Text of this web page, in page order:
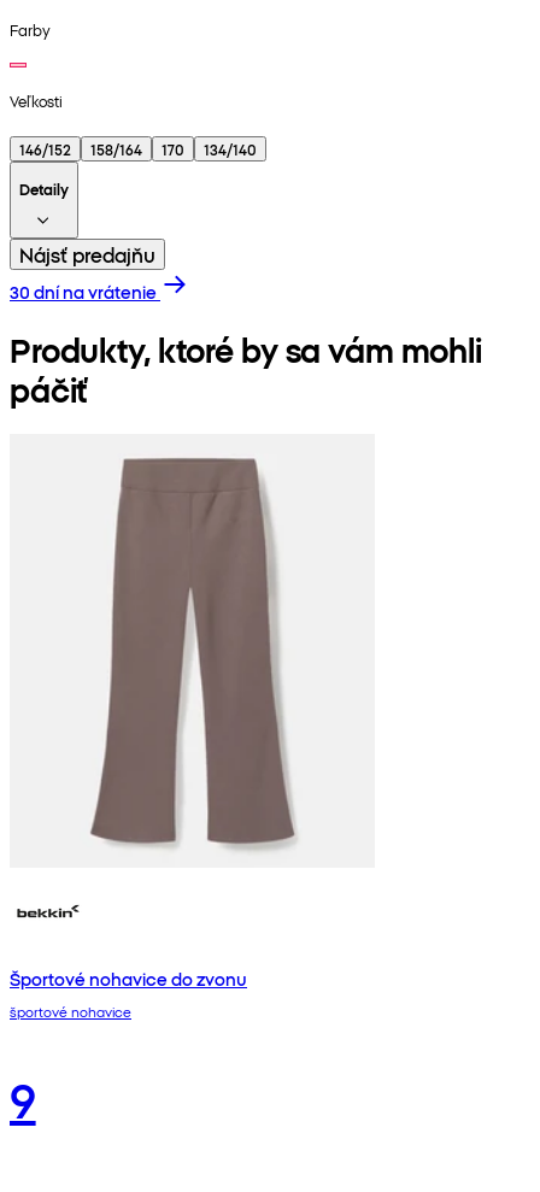
Farby
Veľkosti
146/152 158/164 170
134/140
Detaily
Nájsť predajňu
30 dní na vrátenie
Produkty, ktoré by sa vám mohli
páčiť
Športové nohavice do zvonu
športové nohavice
9